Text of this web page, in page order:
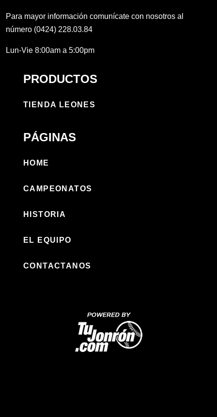
Para mayor información comunícate con nosotros al
número (0424) 228.03.84
Lun-Vie 8:00am a 5:00pm
PRODUCTOS
TIENDA LEONES
PÁGINAS
HOME
CAMPEONATOS
HISTORIA
EL EQUIPO
CONTACTANOS